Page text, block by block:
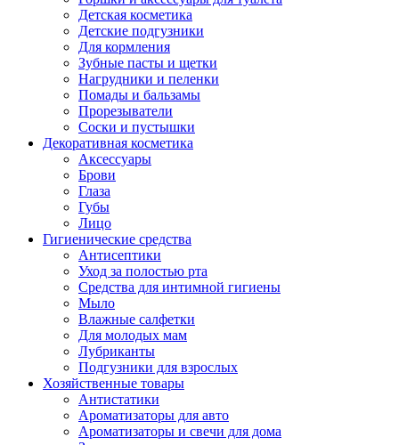
Детская косметика
Детские подгузники
Для кормления
Зубные пасты и щетки
Нагрудники и пеленки
Помады и бальзамы
Прорезыватели
Соски и пустышки
Декоративная косметика
Аксессуары
Брови
Глаза
Губы
Лицо
Гигиенические средства
Антисептики
Уход за полостью рта
Средства для интимной гигиены
Мыло
Влажные салфетки
Для молодых мам
Лубриканты
Подгузники для взрослых
Хозяйственные товары
Антистатики
Ароматизаторы для авто
Ароматизаторы и свечи для дома